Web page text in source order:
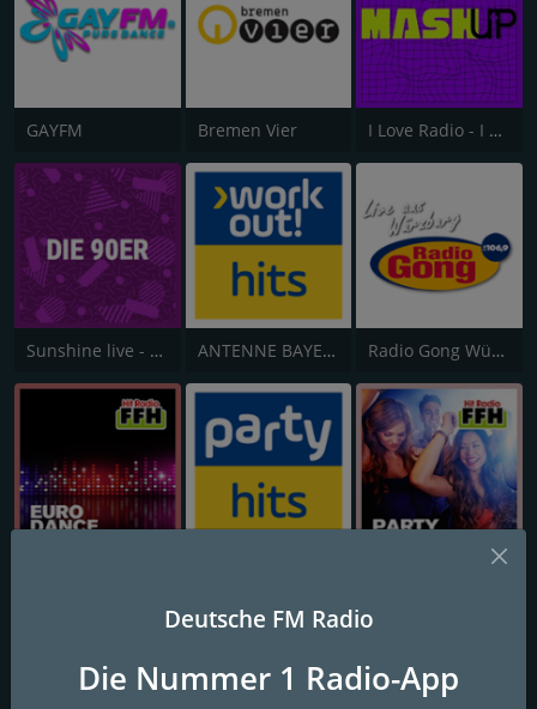
GAYFM Bremen Vier I Love Radio - I Love Mashup
Sunshine live - Die 90er ANTENNE BAYERN Workout Hits Radio Gong Würzburg
Pure Underground
Deutsche FM Radio
Die Nummer 1 Radio-App